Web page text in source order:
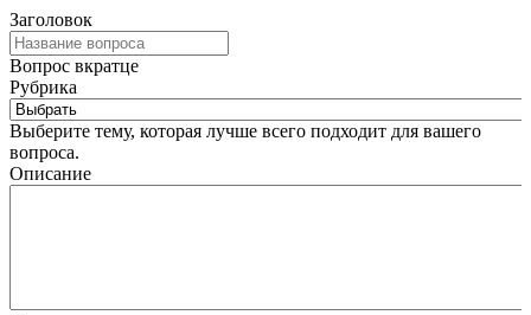
Заголовок
Вопрос вкратце
Рубрика
Выберите тему, которая лучше всего подходит для вашего
вопроса.
Описание